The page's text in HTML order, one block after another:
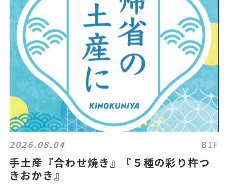
2026.08.04 B1F
手土産『合わせ焼き』『５種の彩り杵つ
きおかき』